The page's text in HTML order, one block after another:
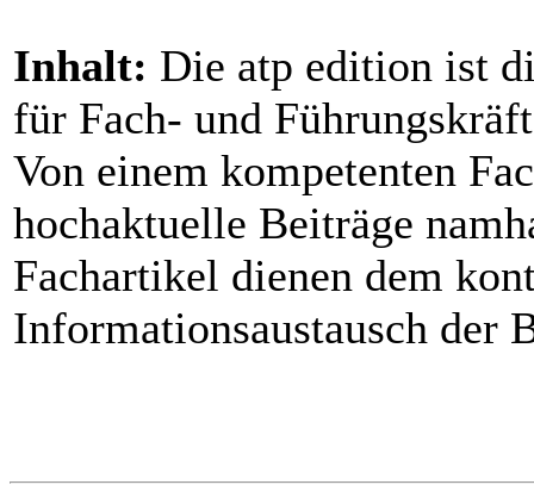
Inhalt: Die atp edition ist
für Fach- und
Von einem kompetenten
hochaktuelle Beiträge
Fachartikel dienen dem
Informationsaustausch der